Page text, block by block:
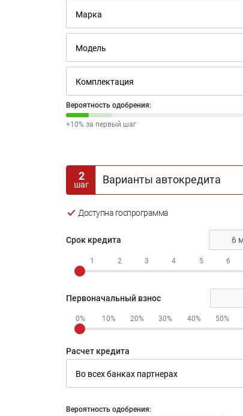
Вероятность одобрения:
+10% за первый шаг
2
шаг Варианты автокредита
Доступна госпрограмма
Срок кредита
1 2 3 4 5 6
Первоначальный взнос
0% 10% 20% 30% 40% 50%
Расчет кредита
Вероятность одобрения: